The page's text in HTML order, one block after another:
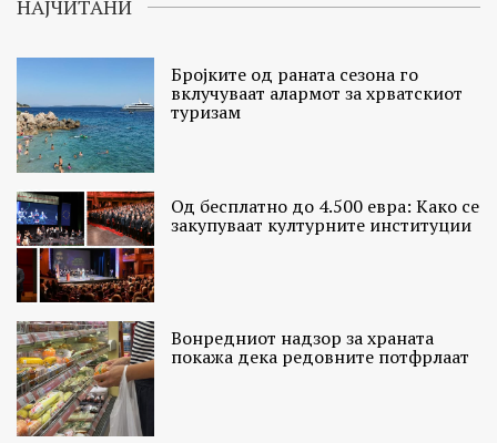
НАЈЧИТАНИ
Бројките од раната сезона го
вклучуваат алармот за хрватскиот
туризам
Од бесплатно до 4.500 евра: Како се
закупуваат културните институции
Вонредниот надзор за храната
покажа дека редовните потфрлаат